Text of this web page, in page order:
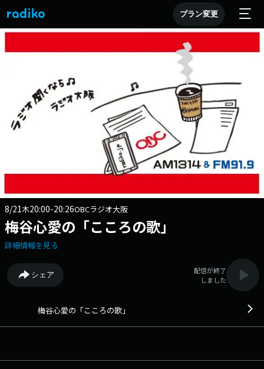
プラン変更
8/21木20:00-20:26OBCラジオ大阪
梅谷心愛の「こころの歌」
詳細情報を見る
シェア
配信が終了
しました
梅谷心愛の「こころの歌」